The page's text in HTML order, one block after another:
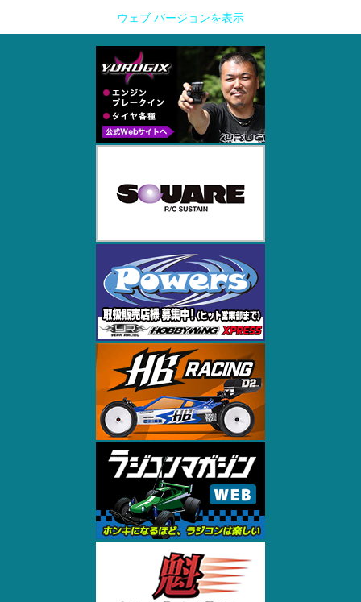
ウェブ バージョンを表示